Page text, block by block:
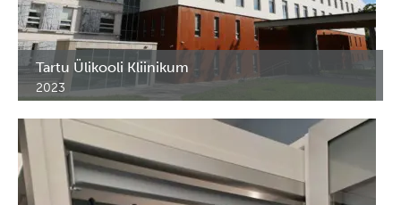
Tartu Ülikooli Kliinikum
2023
Erikoiskalusteet, lääkekaapit ja hyllyt Tarton Yliopistollisen
sairaalan. C, M ja G1 siipi. Tartu, Viro.